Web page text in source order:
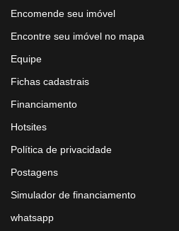
Encomende seu imóvel
Encontre seu imóvel no mapa
Equipe
Fichas cadastrais
Financiamento
Hotsites
Política de privacidade
Postagens
Simulador de financiamento
whatsapp